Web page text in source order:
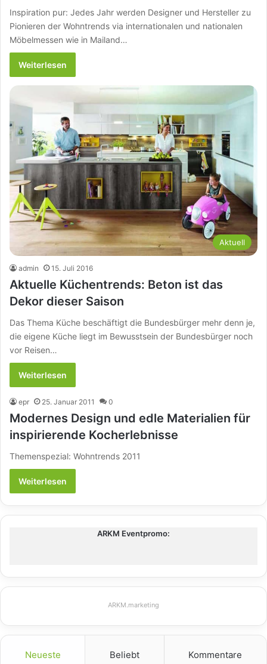
Inspiration pur: Jedes Jahr werden Designer und Hersteller zu
Pionieren der Wohntrends via internationalen und nationalen
Möbelmessen wie in Mailand…
Weiterlesen
Aktuell
admin 15. Juli 2016
Aktuelle Küchentrends: Beton ist das
Dekor dieser Saison
Das Thema Küche beschäftigt die Bundesbürger mehr denn je,
die eigene Küche liegt im Bewusstsein der Bundesbürger noch
vor Reisen…
Weiterlesen
epr 25. Januar 2011 0
Modernes Design und edle Materialien für
inspirierende Kocherlebnisse
Themenspezial: Wohntrends 2011
Weiterlesen
ARKM Eventpromo:
ARKM.marketing
Neueste Beliebt Kommentare